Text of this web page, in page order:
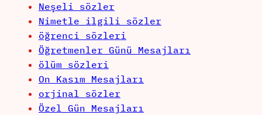
Neşeli sözler
Nimetle ilgili sözler
öğrenci sözleri
Öğretmenler Günü Mesajları
ölüm sözleri
On Kasım Mesajları
orjinal sözler
Özel Gün Mesajları